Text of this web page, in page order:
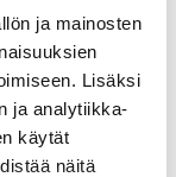
ja mainosten
Lisäksi
ja analytiikka-
käytät
näitä